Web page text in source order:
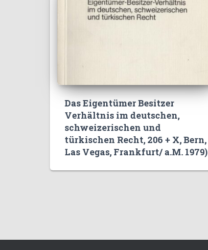
Das Eigentümer Besitzer
Verhältnis im deutschen,
schweizerischen und
türkischen Recht, 206 + X, Bern,
Las Vegas, Frankfurt/ a.M. 1979)